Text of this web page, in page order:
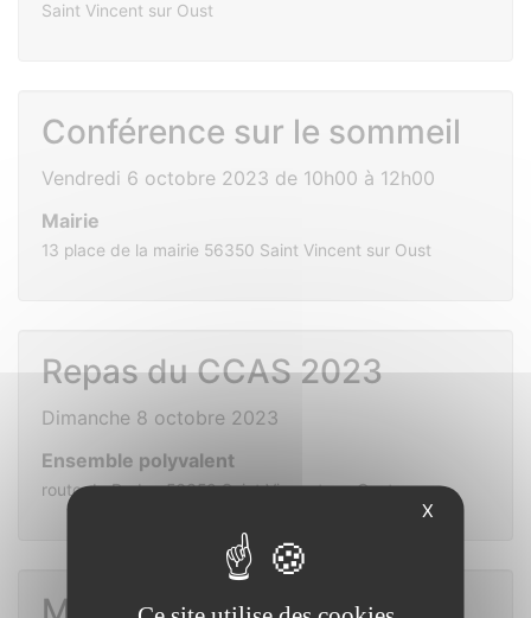
Saint Vincent sur Oust
Conférence sur le sommeil
Vendredi 6 octobre 2023 de 10h00 à 12h00
Mairie
13 place de la mairie 56350 Saint Vincent sur Oust
Repas du CCAS 2023
Dimanche 8 octobre 2023
Ensemble polyvalent
route de Redon 56350 Saint Vincent sur Oust
X